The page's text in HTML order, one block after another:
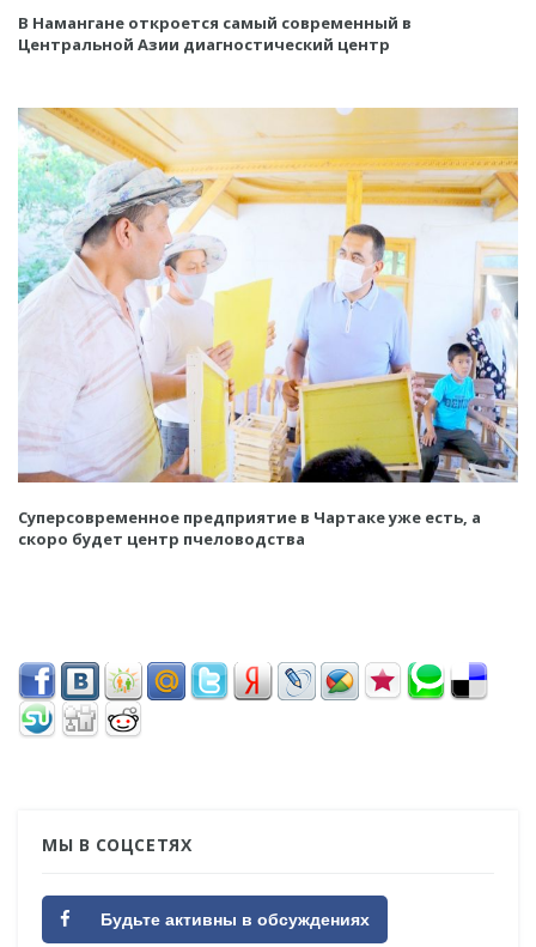
В Намангане откроется самый современный в
Центральной Азии диагностический центр
Суперсовременное предприятие в Чартаке уже есть, а
скоро будет центр пчеловодства
МЫ В СОЦСЕТЯХ
Будьте активны в обсуждениях